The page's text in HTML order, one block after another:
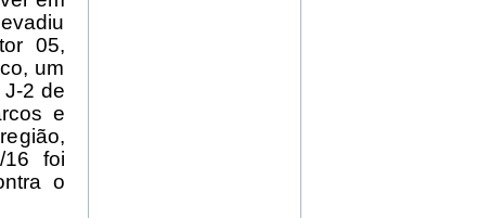
05,
um
J-2 de
e
16 foi
o